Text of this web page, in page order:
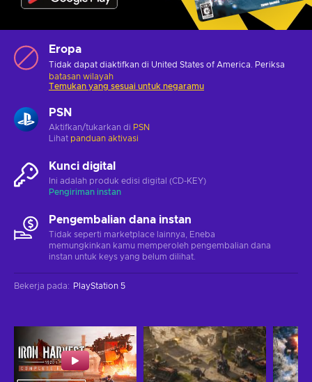
Eropa
Tidak dapat diaktifkan di United States of America. Periksa
batasan wilayah
Temukan yang sesuai untuk negaramu
PSN
Aktifkan/tukarkan di PSN
Lihat panduan aktivasi
Kunci digital
Ini adalah produk edisi digital (CD-KEY)
Pengiriman instan
Pengembalian dana instan
Tidak seperti marketplace lainnya, Eneba
memungkinkan kamu memperoleh pengembalian dana
instan untuk keys yang belum dilihat.
Bekerja pada: PlayStation 5